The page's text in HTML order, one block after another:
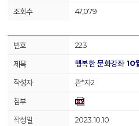
47,079
223
행복한 문화강좌 10
관*자2
2023.10.10